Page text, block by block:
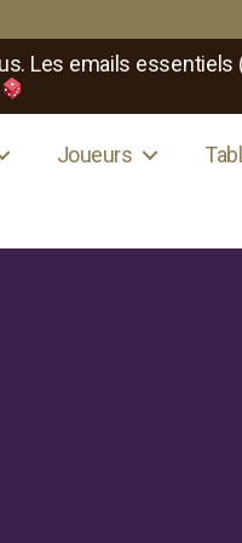
Les emails essentiels
Joueurs